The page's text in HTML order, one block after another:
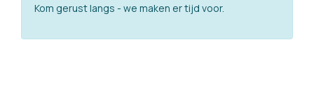
Kom gerust langs - we maken er tijd voor.